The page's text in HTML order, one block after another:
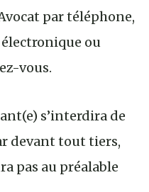
par téléphone,
ou
vous.
s’interdira de
devant tout tiers,
pas au préalable